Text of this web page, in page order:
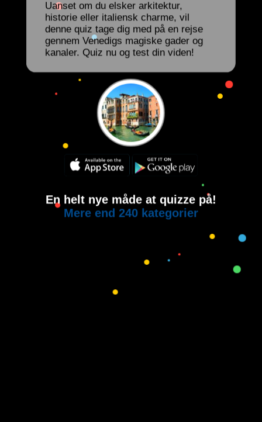
Uanset om du elsker arkitektur,
historie eller italiensk charme, vil
denne quiz tage dig med på en rejse
gennem Venedigs magiske gader og
kanaler. Quiz nu og test din viden!
En helt nye måde at quizze på!
Mere end 240 kategorier